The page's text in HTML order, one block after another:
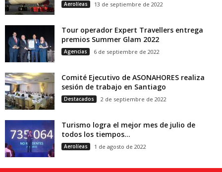
Aerolíeas 13 de septiembre de 2022
Tour operador Expert Travellers entrega
premios Summer Glam 2022
Agencias 6 de septiembre de 2022
Comité Ejecutivo de ASONAHORES realiza
sesión de trabajo en Santiago
Destacados 2 de septiembre de 2022
Turismo logra el mejor mes de julio de
todos los tiempos...
Aerolíeas 1 de agosto de 2022